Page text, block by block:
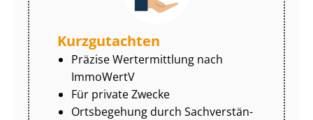
Kurzgutachten
Präzise Wertermittlung nach
ImmoWertV
Für private Zwecke
Ortsbegehung durch Sach­ver­stän­